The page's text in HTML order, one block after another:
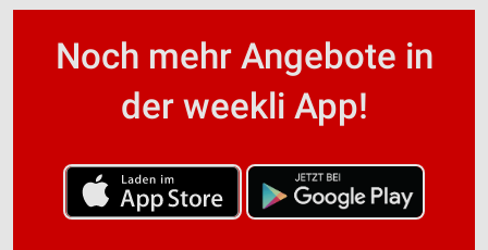
Noch mehr Angebote in
der weekli App!